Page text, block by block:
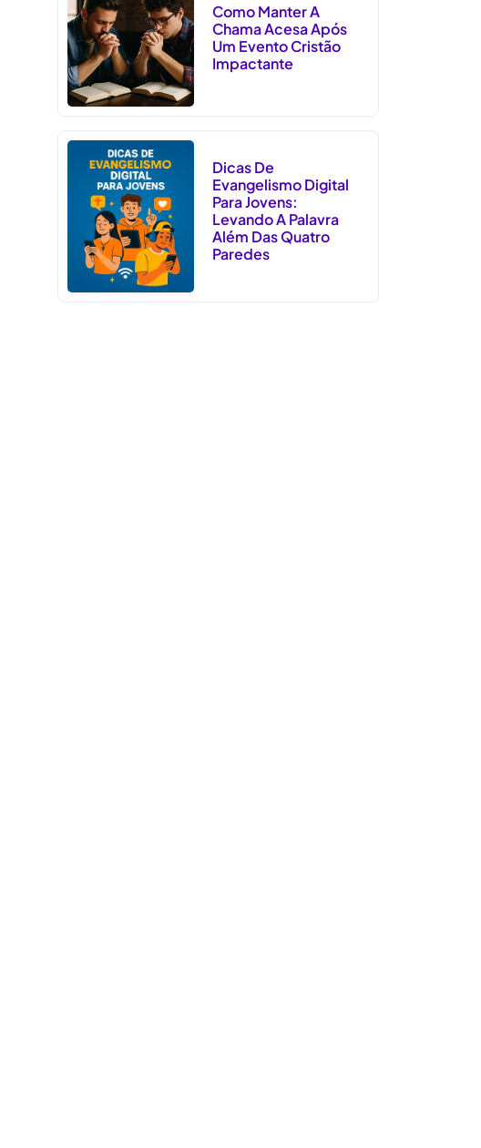
Como Manter A
Chama Acesa Após
Um Evento Cristão
Impactante
Dicas De
Evangelismo Digital
Para Jovens:
Levando A Palavra
Além Das Quatro
Paredes